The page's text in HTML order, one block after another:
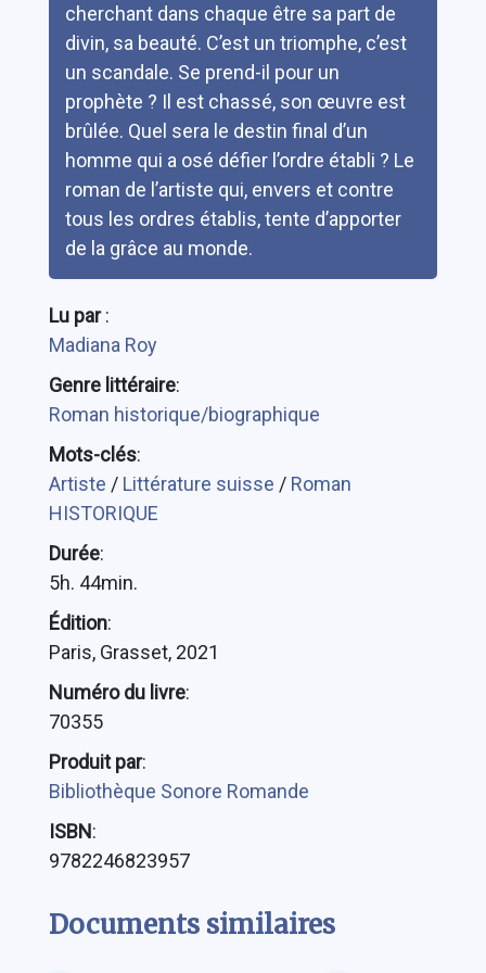
cherchant dans chaque être sa part de
divin, sa beauté. C’est un triomphe, c’est
un scandale. Se prend-il pour un
prophète ? Il est chassé, son œuvre est
brûlée. Quel sera le destin final d’un
homme qui a osé défier l’ordre établi ? Le
roman de l’artiste qui, envers et contre
tous les ordres établis, tente d’apporter
de la grâce au monde.
Lu par:
Madiana Roy
Genre littéraire:
Roman historique/biographique
Mots-clés:
Artiste / Littérature suisse / Roman
HISTORIQUE
Durée:
5h. 44min.
Édition:
Paris, Grasset, 2021
Numéro du livre:
70355
Produit par:
Bibliothèque Sonore Romande
ISBN:
9782246823957
Documents similaires